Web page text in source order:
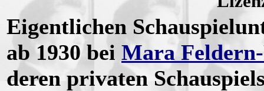
Eigentlichen
ab 1930 bei Mara
deren privaten